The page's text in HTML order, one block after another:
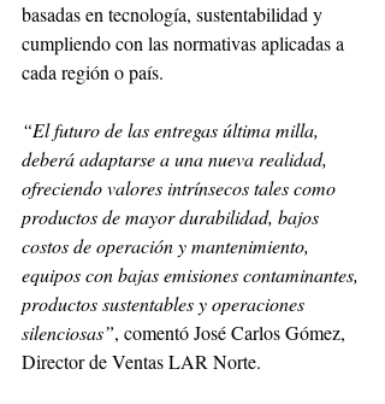
basadas en tecnología, sustentabilidad y
cumpliendo con las normativas aplicadas a
cada región o país.
“El futuro de las entregas última milla,
deberá adaptarse a una nueva realidad,
ofreciendo valores intrínsecos tales como
productos de mayor durabilidad, bajos
costos de operación y mantenimiento,
equipos con bajas emisiones contaminantes,
productos sustentables y operaciones
silenciosas”, comentó José Carlos Gómez,
Director de Ventas LAR Norte.